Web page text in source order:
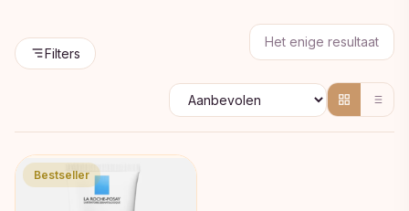
Filters
Het enige resultaat
Bestseller